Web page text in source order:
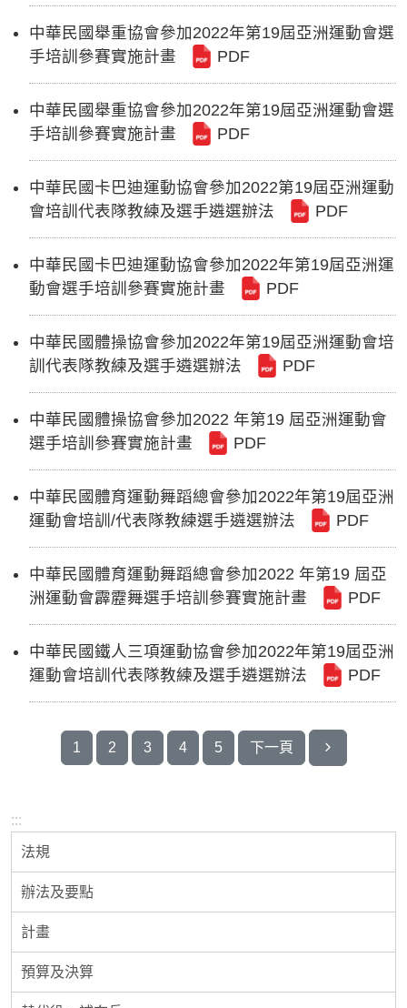
:::
法規
辦法及要點
計畫
預算及決算
中華民國舉重協會參加2022年第19屆亞洲運動會選
手培訓參賽實施計畫
PDF
中華民國舉重協會參加2022年第19屆亞洲運動會選
手培訓參賽實施計畫
PDF
中華民國卡巴迪運動協會參加2022第19屆亞洲運動
會培訓代表隊教練及選手遴選辦法
PDF
中華民國卡巴迪運動協會參加2022年第19屆亞洲運
動會選手培訓參賽實施計畫
PDF
中華民國體操協會參加2022年第19屆亞洲運動會培
訓代表隊教練及選手遴選辦法
PDF
中華民國體操協會參加2022 年第19 屆亞洲運動會
選手培訓參賽實施計畫
PDF
中華民國體育運動舞蹈總會參加2022年第19屆亞洲
運動會培訓/代表隊教練選手遴選辦法
PDF
中華民國體育運動舞蹈總會參加2022 年第19 屆亞
洲運動會霹靂舞選手培訓參賽實施計畫
PDF
中華民國鐵人三項運動協會參加2022年第19屆亞洲
運動會培訓代表隊教練及選手遴選辦法
PDF
1 2 3 4 5 下一頁